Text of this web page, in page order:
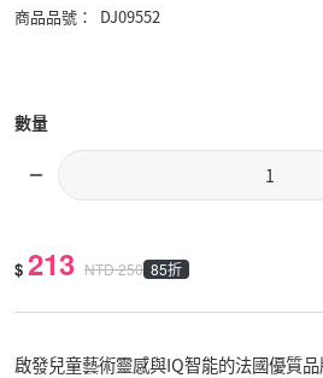
商品品號 ： DJ09552
數量
$ 213 NTD250 85折
啟發兒童藝術靈感與IQ智能的法國優質